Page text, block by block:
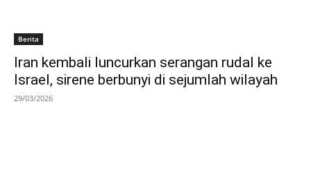
Berita
Iran kembali luncurkan serangan rudal ke
Israel, sirene berbunyi di sejumlah wilayah
29/03/2026